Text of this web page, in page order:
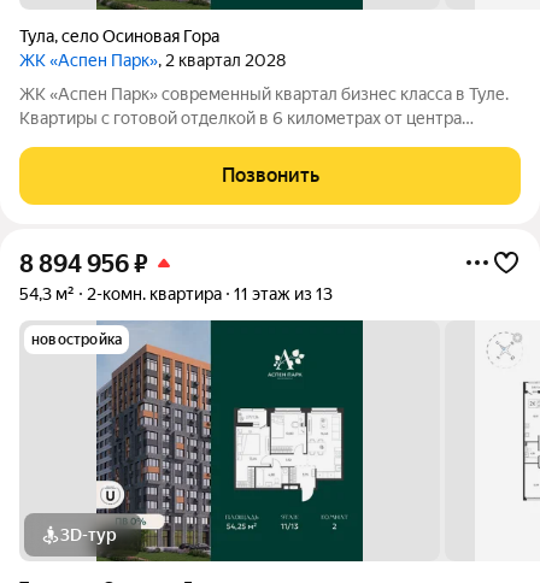
Тула,село Осиновая Гора
ЖК «Аспен Парк», 2 квартал 2028
ЖК «Аспен Парк» современный квартал бизнес класса в Туле.
Квартиры с готовой отделкой в 6 километрах от центра
корпуса высотой от 9 до 13 этажей. Фасады домов воплощают
образ древесной коры.
Позвонить
8 894 956₽
54,3 м² 2-комн. квартира 11 этаж из 13
новостройка
3D-тур